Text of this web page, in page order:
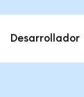
Desarrollador